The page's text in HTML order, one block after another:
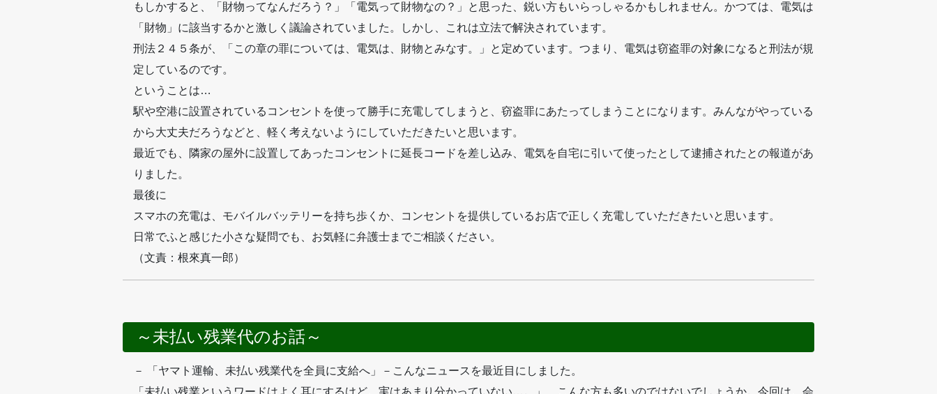
もしかすると、「財物ってなんだろう？」「電気って財物なの？」と思った、鋭い方もいらっしゃるかもしれません。かつては、電気は
「財物」に該当するかと激しく議論されていました。しかし、これは立法で解決されています。
刑法２４５条が、「この章の罪については、電気は、財物とみなす。」と定めています。つまり、電気は窃盗罪の対象になると刑法が規
定しているのです。
ということは…
駅や空港に設置されているコンセントを使って勝手に充電してしまうと、窃盗罪にあたってしまうことになります。みんながやっている
から大丈夫だろうなどと、軽く考えないようにしていただきたいと思います。
最近でも、隣家の屋外に設置してあったコンセントに延長コードを差し込み、電気を自宅に引いて使ったとして逮捕されたとの報道があ
りました。
最後に
スマホの充電は、モバイルバッテリーを持ち歩くか、コンセントを提供しているお店で正しく充電していただきたいと思います。
日常でふと感じた小さな疑問でも、お気軽に弁護士までご相談ください。
（文責：根來真一郎）
～未払い残業代のお話～
－ 「ヤマト運輸、未払い残業代を全員に支給へ」－こんなニュースを最近目にしました。
「未払い残業というワードはよく耳にするけど、実はあまり分かっていない…。」 こんな方も多いのではないでしょうか。今回は、会